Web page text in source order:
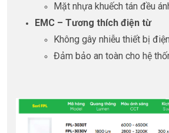
Mặt nhựa khuếch tán đều
EMC – Tương thích điện từ
Không gây nhiễu thiết bị
Đảm bảo an toàn cho hệ